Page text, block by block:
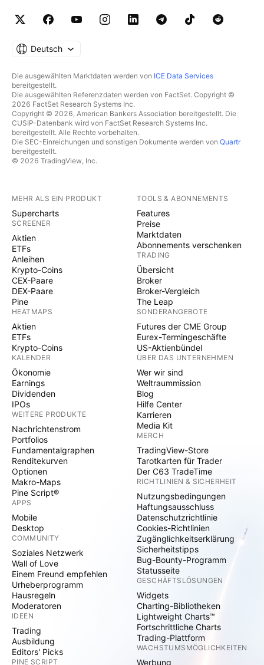
Deutsch
Die ausgewählten Marktdaten werden von ICE Data Services
bereitgestellt.
Die ausgewählten Referenzdaten werden von FactSet. Copyright ©
2026 FactSet Research Systems Inc.
Copyright © 2026, American Bankers Association bereitgestellt. Die
CUSIP-Datenbank wird von FactSet Research Systems Inc.
bereitgestellt. Alle Rechte vorbehalten.
Die SEC-Einreichungen und sonstigen Dokumente werden von Quartr
bereitgestellt.
© 2026 TradingView, Inc.
MEHR ALS EIN PRODUKT
Supercharts
SCREENER
Aktien
ETFs
Anleihen
Krypto-Coins
CEX-Paare
DEX-Paare
Pine
HEATMAPS
Aktien
ETFs
Krypto-Coins
KALENDER
Ökonomie
Earnings
Dividenden
IPOs
WEITERE PRODUKTE
Nachrichtenstrom
Portfolios
Fundamentalgraphen
Renditekurven
Optionen
Makro-Maps
Pine Script®
APPS
Mobile
Desktop
COMMUNITY
Soziales Netzwerk
Wall of Love
Einem Freund empfehlen
Urheberprogramm
Hausregeln
Moderatoren
IDEEN
Trading
Ausbildung
Editors' Picks
PINE SCRIPT
TOOLS & ABONNEMENTS
Features
Preise
Marktdaten
Abonnements verschenken
TRADING
Übersicht
Broker
Broker-Vergleich
The Leap
SONDERANGEBOTE
Futures der CME Group
Eurex-Termingeschäfte
US-Aktienbündel
ÜBER DAS UNTERNEHMEN
Wer wir sind
Weltraummission
Blog
Hilfe Center
Karrieren
Media Kit
MERCH
TradingView-Store
Tarotkarten für Trader
Der C63 TradeTime
RICHTLINIEN & SICHERHEIT
Nutzungsbedingungen
Haftungsausschluss
Datenschutzrichtlinie
Cookies-Richtlinien
Zugänglichkeitserklärung
Sicherheitstipps
Bug-Bounty-Programm
Statusseite
GESCHÄFTSLÖSUNGEN
Widgets
Charting-Bibliotheken
Lightweight Charts™
Fortschrittliche Charts
Trading-Plattform
WACHSTUMSMÖGLICHKEITEN
Werbung